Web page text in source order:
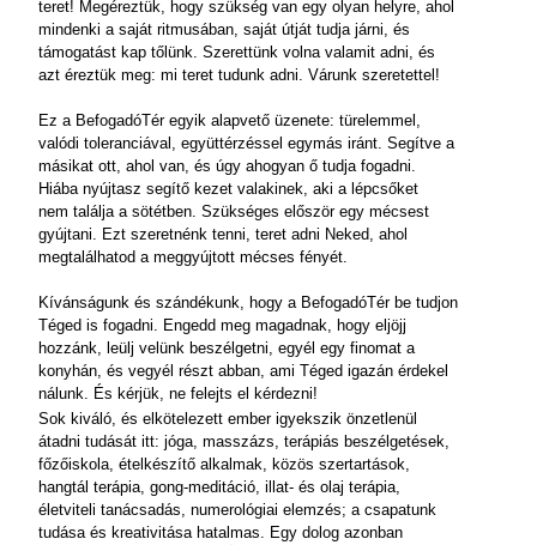
teret! Megéreztük, hogy szükség van egy olyan helyre, ahol
mindenki a saját ritmusában, saját útját tudja járni, és
támogatást kap tőlünk. Szerettünk volna valamit adni, és
azt éreztük meg: mi teret tudunk adni. Várunk szeretettel!
Ez a BefogadóTér egyik alapvető üzenete: türelemmel,
valódi toleranciával, együttérzéssel egymás iránt. Segítve a
másikat ott, ahol van, és úgy ahogyan ő tudja fogadni.
Hiába nyújtasz segítő kezet valakinek, aki a lépcsőket
nem találja a sötétben. Szükséges először egy mécsest
gyújtani. Ezt szeretnénk tenni, teret adni Neked, ahol
megtalálhatod a meggyújtott mécses fényét.
Kívánságunk és szándékunk, hogy a BefogadóTér be tudjon
Téged is fogadni. Engedd meg magadnak, hogy eljöjj
hozzánk, leülj velünk beszélgetni, egyél egy finomat a
konyhán, és vegyél részt abban, ami Téged igazán érdekel
nálunk. És kérjük, ne felejts el kérdezni!
Sok kiváló, és elkötelezett ember igyekszik önzetlenül
átadni tudását itt: jóga, masszázs, terápiás beszélgetések,
főzőiskola, ételkészítő alkalmak, közös szertartások,
hangtál terápia, gong-meditáció, illat- és olaj terápia,
életviteli tanácsadás, numerológiai elemzés; a csapatunk
tudása és kreativitása hatalmas. Egy dolog azonban